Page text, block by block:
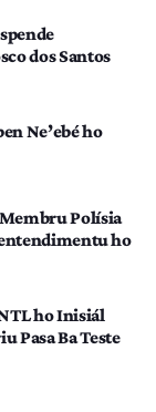
dos Santos
Ne’ebé ho
Polísia
ho
ho Inisiál
Pasa Ba Teste